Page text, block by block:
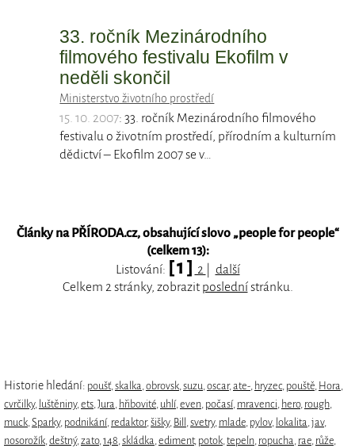
33. ročník Mezinárodního
filmového festivalu Ekofilm v
neděli skončil
Ministerstvo životního prostředí
15. 10. 2007: 33. ročník Mezinárodního filmového
festivalu o životním prostředí, přírodním a kulturním
dědictví – Ekofilm 2007 se v…
Články na PŘÍRODA.cz, obsahující slovo „people for people“
(celkem 13):
Listování: [ 1 ] 2
další
Celkem 2 stránky, zobrazitposlednístránku.
Historie hledání: poušť,skalka,obrovsk,suzu,oscar,ate-, hryzec, pouště, Hora,
cvrčilky, luštěniny,ets,Jura, hřibovité, uhlí,even, počasí, mravenci, hero, rough,
muck,Sparky, podnikání, redaktor,šišky, Bill ,svetry, mlade, pylov, lokalita,jav,
nosorožík,deštný,zato,148,skládka,ediment, potok,tepeln, ropucha, rae, růže,